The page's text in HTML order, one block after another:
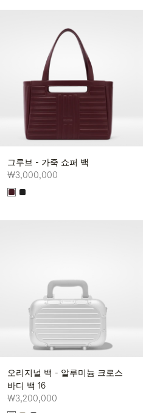
그루브 - 가죽 쇼퍼 백
₩3,000,000
오리지널 백 - 알루미늄 크로스
바디 백 16
₩3,200,000